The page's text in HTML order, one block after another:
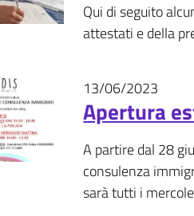
Qui di seguito
attestati e della
13/06/2023
Apertura
A partire dal 28
consulenza
sarà tutti i